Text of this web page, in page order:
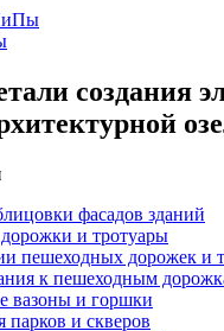
создания
фасадов зданий
и тротуары
пешеходных дорожек и
к пешеходным
вазоны и горшки
парков и скверов